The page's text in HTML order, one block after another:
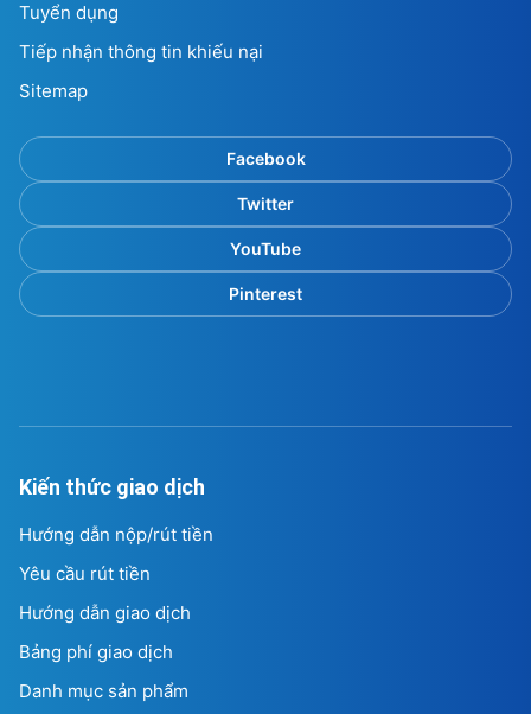
Tuyển dụng
Tiếp nhận thông tin khiếu nại
Sitemap
Facebook
Twitter
YouTube
Pinterest
Kiến thức giao dịch
Hướng dẫn nộp/rút tiền
Yêu cầu rút tiền
Hướng dẫn giao dịch
Bảng phí giao dịch
Danh mục sản phẩm